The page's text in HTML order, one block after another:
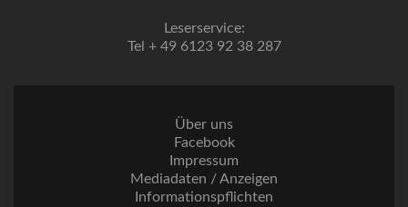
Leserservice:
Tel + 49 6123 92 38 287
Über uns
Facebook
Impressum
Mediadaten / Anzeigen
Informationspflichten